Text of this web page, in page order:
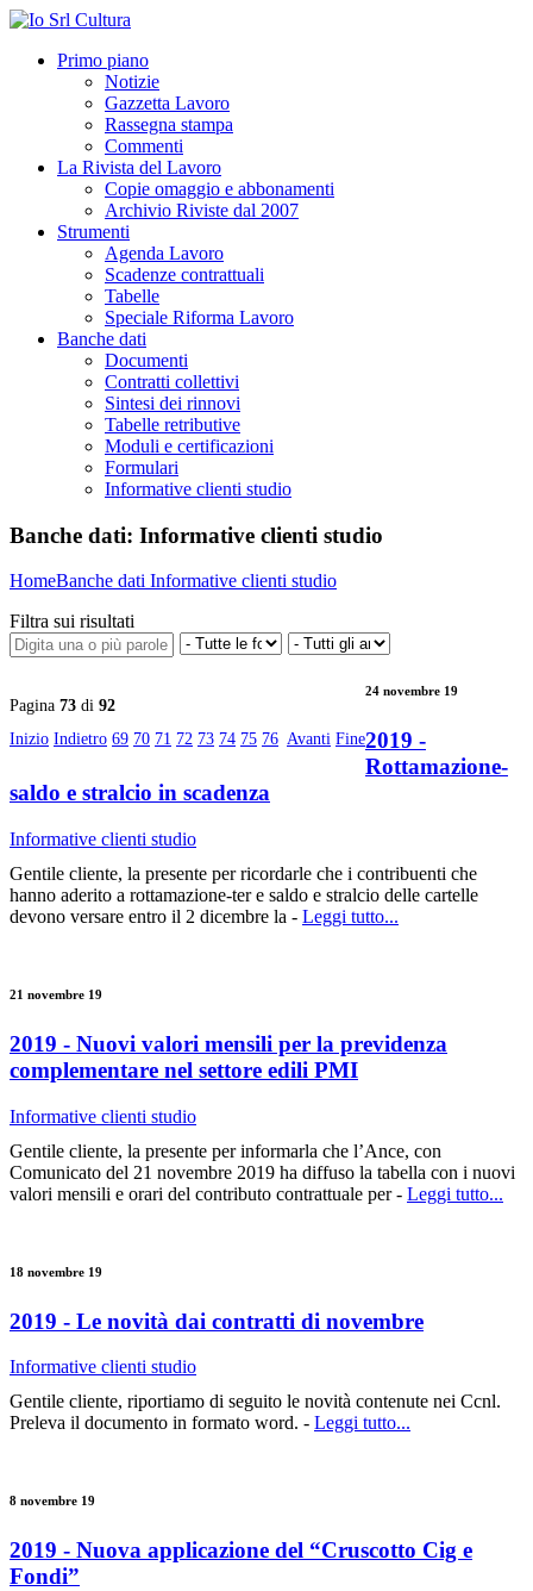
Primo piano
Notizie
Gazzetta Lavoro
Rassegna stampa
Commenti
La Rivista del Lavoro
Copie omaggio e abbonamenti
Archivio Riviste dal 2007
Strumenti
Agenda Lavoro
Scadenze contrattuali
Tabelle
Speciale Riforma Lavoro
Banche dati
Documenti
Contratti collettivi
Sintesi dei rinnovi
Tabelle retributive
Moduli e certificazioni
Formulari
Informative clienti studio
Banche dati: Informative clienti studio
HomeBanche dati Informative clienti studio
Filtra sui risultati
Pagina 73 di 92
Inizio Indietro 69 70 71 72 73 74 75 76 Avanti Fine
24 novembre 19
2019 -
Rottamazione-
saldo e stralcio in scadenza
Informative clienti studio
Gentile cliente, la presente per ricordarle che i contribuenti che
hanno aderito a rottamazione-ter e saldo e stralcio delle cartelle
devono versare entro il 2 dicembre la - Leggi tutto...
21 novembre 19
2019 - Nuovi valori mensili per la previdenza
complementare nel settore edili PMI
Informative clienti studio
Gentile cliente, la presente per informarla che l’Ance, con
Comunicato del 21 novembre 2019 ha diffuso la tabella con i nuovi
valori mensili e orari del contributo contrattuale per - Leggi tutto...
18 novembre 19
2019 - Le novità dai contratti di novembre
Informative clienti studio
Gentile cliente, riportiamo di seguito le novità contenute nei Ccnl.
Preleva il documento in formato word. - Leggi tutto...
8 novembre 19
2019 - Nuova applicazione del “Cruscotto Cig e
Fondi”